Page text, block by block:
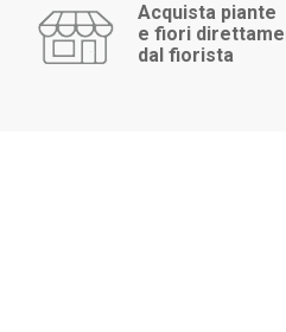
Acquista piante
e fiori
dal fiorista